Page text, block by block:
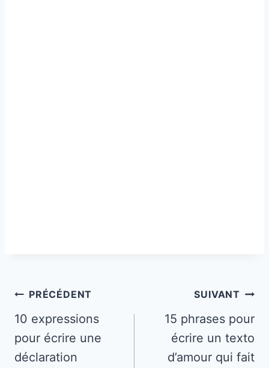
Navigation
de
l’article
PRÉCÉDENT
10 expressions
pour écrire une
déclaration
SUIVANT
15 phrases pour
écrire un texto
d’amour qui fait